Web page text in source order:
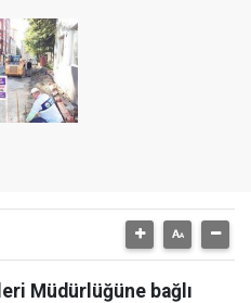
Müdürlüğüne bağlı